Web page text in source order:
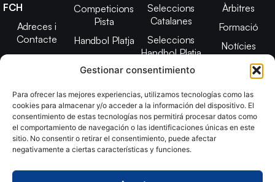
Gestionar consentimiento
Para ofrecer las mejores experiencias, utilizamos tecnologías como las
cookies para almacenar y/o acceder a la información del dispositivo. El
consentimiento de estas tecnologías nos permitirá procesar datos como
el comportamiento de navegación o las identificaciones únicas en este
sitio. No consentir o retirar el consentimiento, puede afectar
negativamente a ciertas características y funciones.
FCH
Adreces i
Contacte
Junta Directiva
2025
Estatuts
Transparència
Imatge
Competicions
Pista
Handbol Platja
Seleccions
Catalanes
Seleccions
Handbol Platja
Tecnificació
CATH
Promoció
Àrbitres
Formació
Notícies
Adreces de
contacte